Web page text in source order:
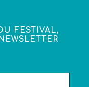
FESTIVAL,